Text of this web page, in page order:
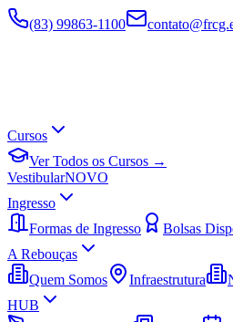
(83) 99863-1100
Cursos
Ver Todos os Cursos →
VestibularNOVO
Ingresso
Formas de Ingresso
Bolsas
A Rebouças
Quem Somos
Infraestrutura
HUB